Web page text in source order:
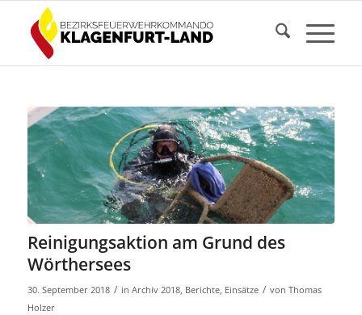
Reinigungsaktion am Grund des
Wörthersees
30. September 2018 / in Archiv 2018, Berichte, Einsätze / von Thomas
Holzer